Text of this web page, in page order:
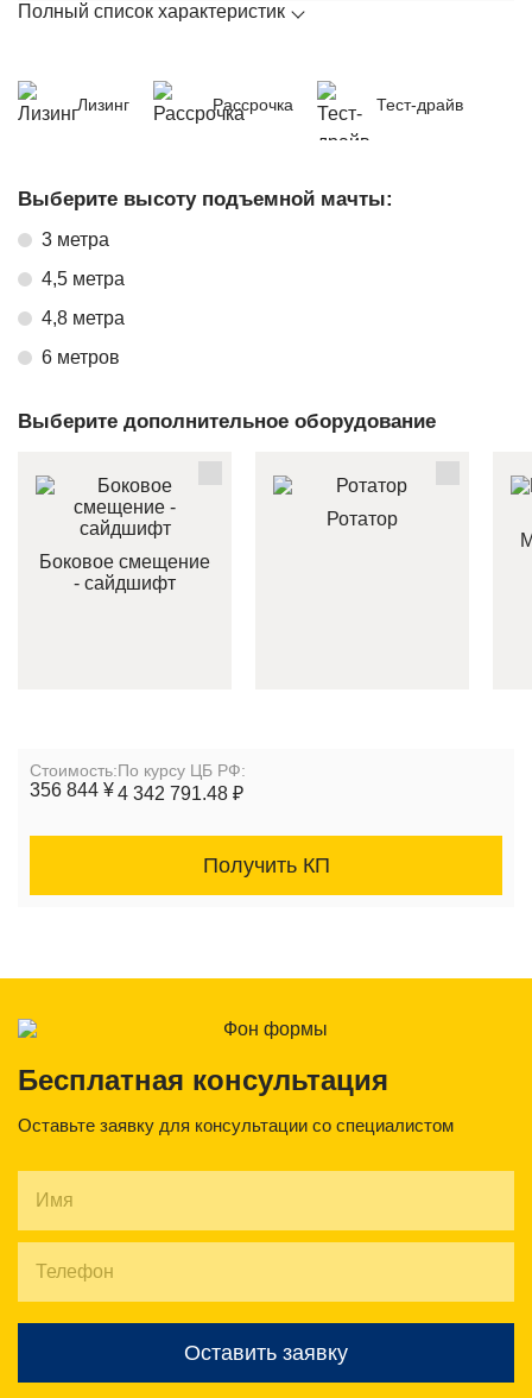
Полный список характеристик
Лизинг Рассрочка Тест-драйв
Выберите высоту подъемной мачты:
3 метра
4,5 метра
4,8 метра
6 метров
Выберите дополнительное оборудование
Боковое смещение
- сайдшифт
Ротатор
Cтоимость:
356 844 ¥
По курсу ЦБ РФ:
4 342 791.48 ₽
Получить КП
Бесплатная консультация
Оставьте заявку для консультации со специалистом
Оставить заявку